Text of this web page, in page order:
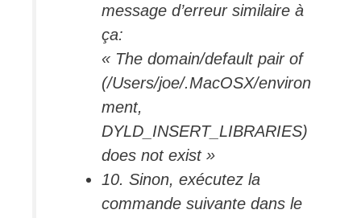
message d’erreur similaire à
ça:
« The domain/default pair of
(/Users/joe/.MacOSX/environ
ment,
DYLD_INSERT_LIBRARIES)
does not exist »
10. Sinon, exécutez la
commande suivante dans le